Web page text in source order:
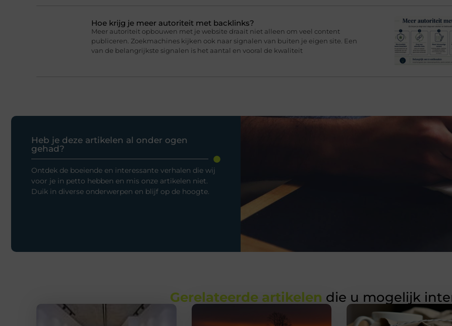
Hoe krijg je meer autoriteit met backlinks?
Meer autoriteit opbouwen met je website draait niet alleen om veel content
publiceren. Zoekmachines kijken ook naar signalen van buiten je eigen site. Een
van de belangrijkste signalen is het aantal en vooral de kwaliteit
Heb je deze artikelen al onder ogen
gehad?
Ontdek de boeiende en interessante verhalen die wij
voor je in petto hebben en mis onze artikelen niet.
Duik in diverse onderwerpen en blijf op de hoogte.
Gerelateerde artikelen die u mogelijk